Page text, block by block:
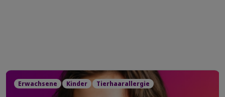
Erwachsene Kinder Tierhaarallergie